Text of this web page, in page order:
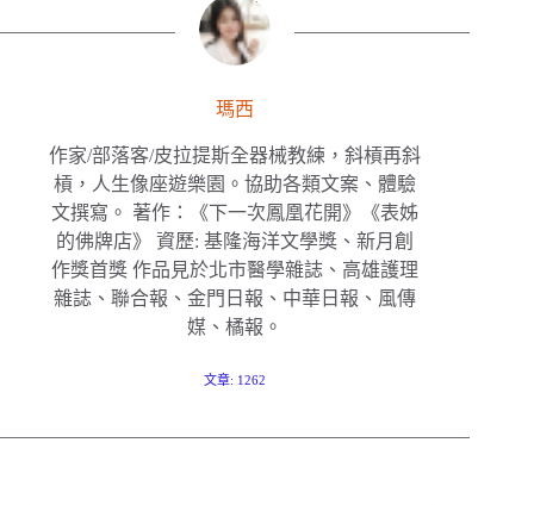
瑪西
作家/部落客/皮拉提斯全器械教練，斜槓再斜
槓，人生像座遊樂園。協助各類文案、體驗
文撰寫。 著作：《下一次鳳凰花開》《表姊
的佛牌店》 資歷: 基隆海洋文學獎、新月創
作獎首獎 作品見於北市醫學雜誌、高雄護理
雜誌、聯合報、金門日報、中華日報、風傳
媒、橘報。
文章: 1262